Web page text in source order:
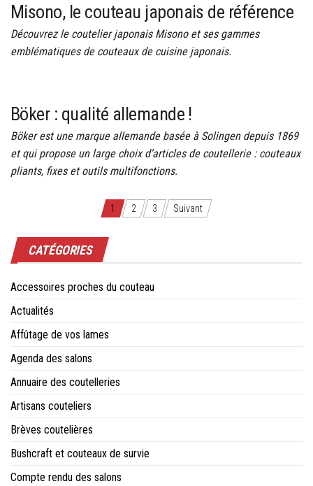
Misono, le couteau japonais de référence
Découvrez le coutelier japonais Misono et ses gammes
emblématiques de couteaux de cuisine japonais.
Böker : qualité allemande !
Böker est une marque allemande basée à Solingen depuis 1869
et qui propose un large choix d’articles de coutellerie : couteaux
pliants, fixes et outils multifonctions.
des
articles
1 2 3 Suivant
CATÉGORIES
Accessoires proches du couteau
Actualités
Affûtage de vos lames
Agenda des salons
Annuaire des coutelleries
Artisans couteliers
Brèves coutelières
Bushcraft et couteaux de survie
Compte rendu des salons